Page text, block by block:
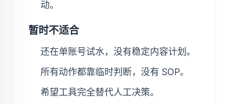
动。
暂时不适合
还在单账号试水，没有稳定内容计划。
所有动作都靠临时判断，没有 SOP。
希望工具完全替代人工决策。